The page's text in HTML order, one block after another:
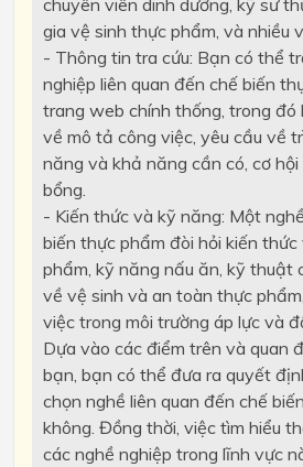
gia vệ sinh thực phẩm, và nhiều
- Thông tin tra cứu: Bạn có thể
nghiệp liên quan đến chế biến
trang web chính thống, trong đó
về mô tả công việc, yêu cầu về
năng và khả năng cần có, cơ hội
bổng.
- Kiến thức và kỹ năng: Một
biến thực phẩm đòi hỏi kiến
phẩm, kỹ năng nấu ăn, kỹ thuật
về vệ sinh và an toàn thực
việc trong môi trường áp lực và
Dựa vào các điểm trên và quan
bạn, bạn có thể đưa ra quyết
chọn nghề liên quan đến chế
không. Đồng thời, việc tìm hiểu
các nghề nghiệp trong lĩnh vực